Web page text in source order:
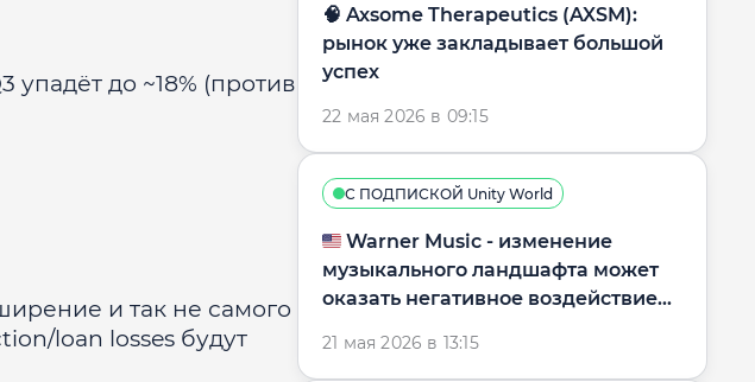
до ~18% (против
и так не самого
loan losses будут
🧠 Axsome Therapeutics (AXSM):
рынок уже закладывает большой
успех
22 мая 2026 в 09:15
С ПОДПИСКОЙ Unity World
🇺🇸 Warner Music - изменение
музыкального ландшафта может
оказать негативное воздействие
21 мая 2026 в 13:15